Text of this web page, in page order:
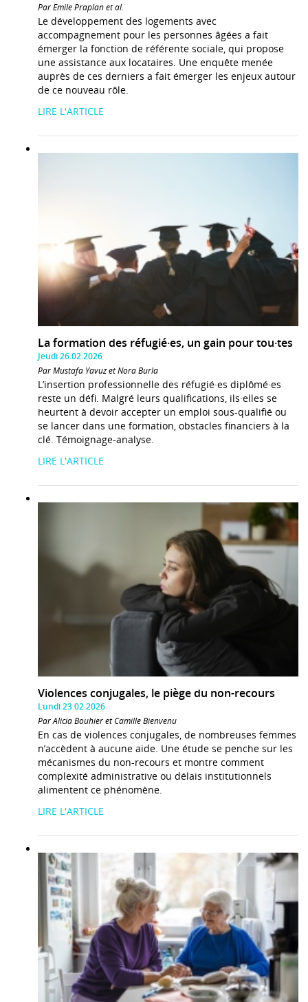
Par Emile Praplan et al.
Le développement des logements avec
accompagnement pour les personnes âgées a fait
émerger la fonction de référente sociale, qui propose
une assistance aux locataires. Une enquête menée
auprès de ces derniers a fait émerger les enjeux autour
de ce nouveau rôle.
LIRE L'ARTICLE
La formation des réfugié·es, un gain pour tou·tes
Jeudi 26.02.2026
Par Mustafa Yavuz et Nora Burla
L’insertion professionnelle des réfugié·es diplômé·es
reste un défi. Malgré leurs qualifications, ils·elles se
heurtent à devoir accepter un emploi sous-qualifié ou
se lancer dans une formation, obstacles financiers à la
clé. Témoignage-analyse.
LIRE L'ARTICLE
Violences conjugales, le piège du non-recours
Lundi 23.02.2026
Par Alicia Bouhier et Camille Bienvenu
En cas de violences conjugales, de nombreuses femmes
n’accèdent à aucune aide. Une étude se penche sur les
mécanismes du non-recours et montre comment
complexité administrative ou délais institutionnels
alimentent ce phénomène.
LIRE L'ARTICLE